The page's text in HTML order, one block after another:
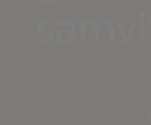
One Wood går op i
vores omfattende
standarder inden